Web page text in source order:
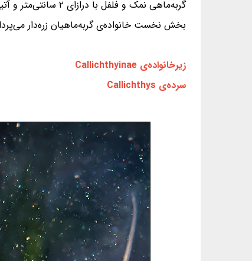
بخش نخست خانواده‌ی گربه‌ماهیان زره‌دار می‌پردازد با ۲۵ گونه (از ۷۶ گونه)
زیرخانواده‌ی Callichthyinae
سرده‌ی Callichthys